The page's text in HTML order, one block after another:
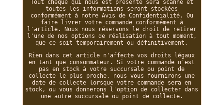
Tout chèque qui nous est présenté sera scanné et
toutes les informations seront stockées
conformément à notre Avis de Confidentialité. Ou
faire livrer votre commande conformément à
l'article. Nous nous réservons le droit de retirer
l'une de nos options de réalisation à tout moment,
que ce soit temporairement ou définitivement.
Rien dans cet article n'affecte vos droits légaux
en tant que consommateur. Si votre commande n'est
pas en stock à votre succursale ou point de
collecte le plus proche, nous vous fournirons une
date de collecte lorsque votre commande sera en
stock, ou vous donnerons l'option de collecter dans
une autre succursale ou point de collecte.